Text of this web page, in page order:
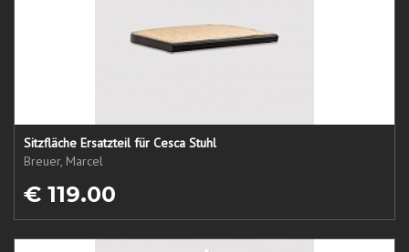
Sitzfläche Ersatzteil für Cesca Stuhl
Breuer, Marcel
€ 119.00